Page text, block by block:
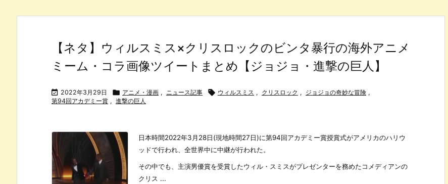
【ネタ】ウィルスミス×クリスロックのビンタ暴行の海外アニメ
ミーム・コラ画像ツイートまとめ【ジョジョ・進撃の巨人】
 2022年3月29日  アニメ・漫画 , ニュース記事  ウィルスミス , クリスロック , ジョジョの奇妙な冒険 ,
第94回アカデミー賞 , 進撃の巨人
日本時間2022年3月28日(現地時間27日)に第94回アカデミー賞授賞式がアメリカのハリウ
ッドで行われ、全世界中に中継が行われた。
その中でも、主演男優賞を受賞したウィル・スミスがプレゼンターを務めたコメディアンの
クリス ...